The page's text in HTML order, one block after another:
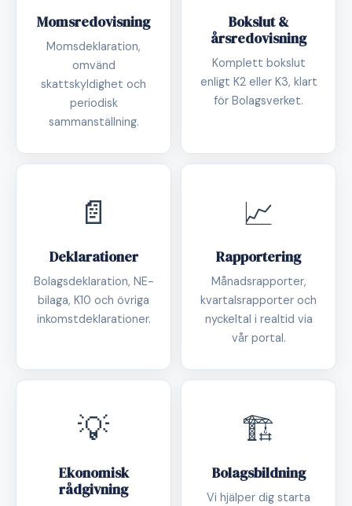
Momsredovisning
Momsdeklaration,
omvänd
skattskyldighet och
periodisk
sammanställning.
Bokslut &
årsredovisning
Komplett bokslut
enligt K2 eller K3, klart
för Bolagsverket.
📄
Deklarationer
Bolagsdeklaration, NE-
bilaga, K10 och övriga
inkomstdeklarationer.
📈
Rapportering
Månadsrapporter,
kvartalsrapporter och
nyckeltal i realtid via
vår portal.
💡
Ekonomisk
rådgivning
🏗️
Bolagsbildning
Vi hjälper dig starta